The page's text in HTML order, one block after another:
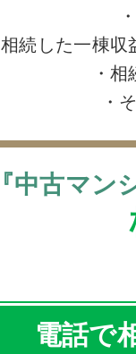
相続した一棟
・
・
『中古マン
電話で